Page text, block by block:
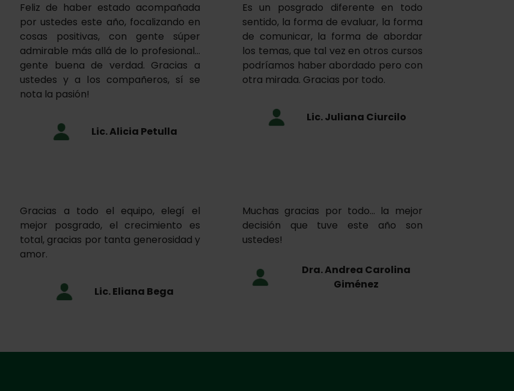
Feliz de haber estado acompañada
por ustedes este año, focalizando en
cosas positivas, con gente súper
admirable más allá de lo profesional…
gente buena de verdad. Gracias a
ustedes y a los compañeros, sí se
nota la pasión!
Lic. Alicia Petulla
Es un posgrado diferente en todo
sentido, la forma de evaluar, la forma
de comunicar, la forma de abordar
los temas, que tal vez en otros cursos
podríamos haber abordado pero con
otra mirada. Gracias por todo.
Lic. Juliana Ciurcilo
Gracias a todo el equipo, elegí el
mejor posgrado, el crecimiento es
total, gracias por tanta generosidad y
amor.
Lic. Eliana Bega
Muchas gracias por todo… la mejor
decisión que tuve este año son
ustedes!
Dra. Andrea Carolina
Giménez